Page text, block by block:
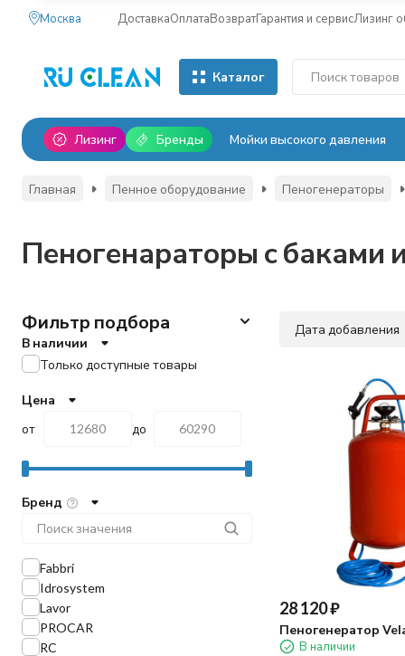
Москва ДоставкаОплатаВозвратГарантия и сервисЛизинг
Каталог
Лизинг Бренды Мойки высокого давления
Главная Пенное оборудование Пеногенераторы
Пеногенараторы с баками
Дата добавления
28 120₽
Пеногенератор
В наличии
Фильтр подбора
В наличии
Только доступные товары
Цена
от
до
Бренд
Fabbri
Idrosystem
Lavor
PROCAR
RC